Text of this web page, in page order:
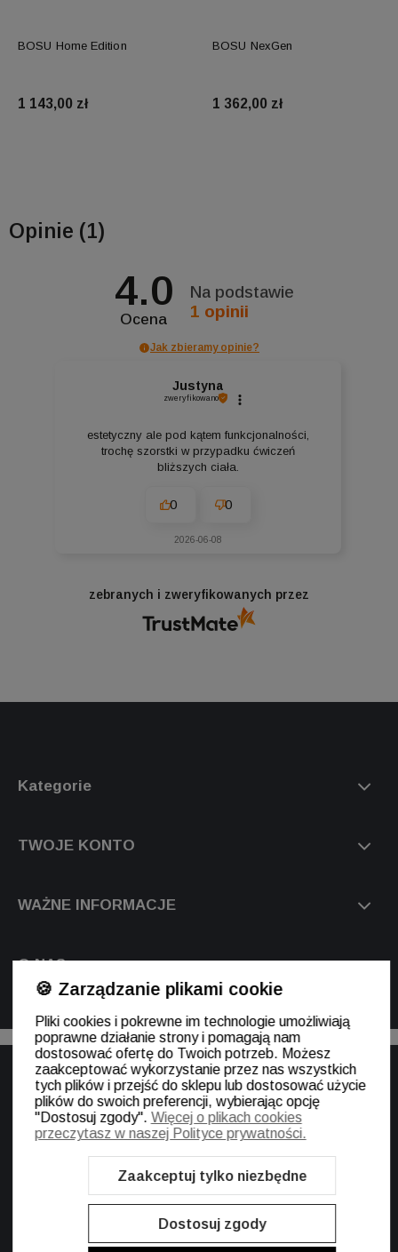
BOSU Home Edition
1 143,00 zł
BOSU NexGen
1 362,00 zł
Opinie (1)
4.0
Ocena
Na podstawie
1 opinii
Jak zbieramy opinie?
Justyna
zweryfikowano
estetyczny ale pod kątem funkcjonalności,
trochę szorstki w przypadku ćwiczeń
bliższych ciała.
0 0
2026-06-08
zebranych i zweryfikowanych przez
Kategorie
TWOJE KONTO
WAŻNE INFORMACJE
O NAS
Szablon Shoper Modern 3.0™ od GrowCommerce
Sklep internetowy Shoper.pl
🍪 Zarządzanie plikami cookie
Pliki cookies i pokrewne im technologie umożliwiają
poprawne działanie strony i pomagają nam
dostosować ofertę do Twoich potrzeb. Możesz
zaakceptować wykorzystanie przez nas wszystkich
tych plików i przejść do sklepu lub dostosować użycie
plików do swoich preferencji, wybierając opcję
"Dostosuj zgody". Więcej o plikach cookies
przeczytasz w naszej Polityce prywatności.
Zaakceptuj tylko niezbędne
Dostosuj zgody